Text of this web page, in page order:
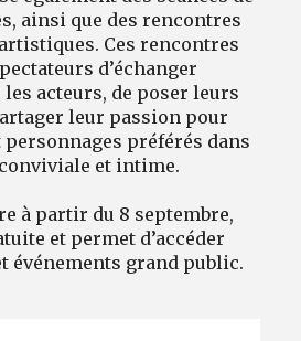
ainsi que des rencontres
Ces rencontres
d’échanger
acteurs, de poser leurs
leur passion pour
préférés dans
et intime.
à partir du 8 septembre,
et permet d’accéder
événements grand public.